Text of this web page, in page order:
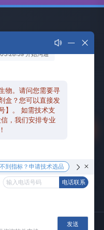
17:30
使用条款网站地图
技术支持